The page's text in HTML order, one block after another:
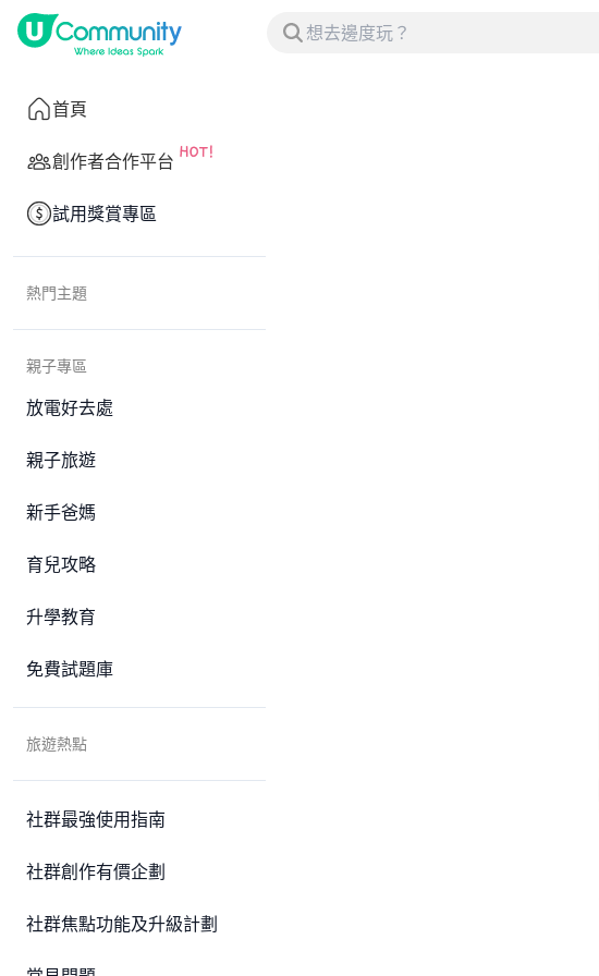
首頁
創作者合作平台
試用獎賞專區
熱門主題
親子專區
放電好去處
親子旅遊
新手爸媽
育兒攻略
升學教育
免費試題庫
旅遊熱點
社群最強使用指南
社群創作有價企劃
社群焦點功能及升級計劃